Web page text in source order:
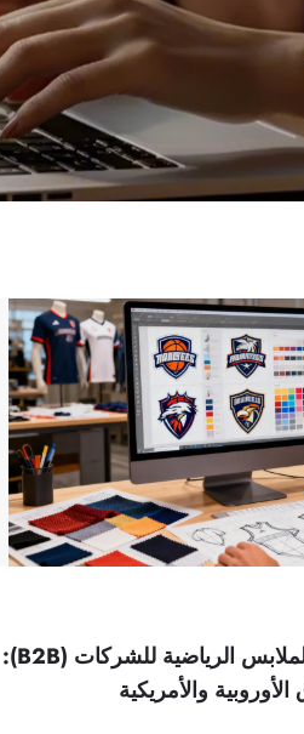
سلسلة توريد الملابس الرياضية للشركات (B2B):
والأمريكية